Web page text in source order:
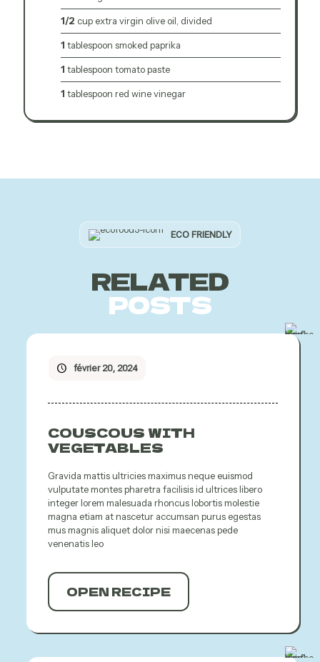
1/2 cup extra virgin olive oil, divided
1 tablespoon smoked paprika
1 tablespoon tomato paste
1 tablespoon red wine vinegar
ECO FRIENDLY
RELATED
POSTS
février 20, 2024
COUSCOUS WITH
VEGETABLES
Gravida mattis ultricies maximus neque euismod
vulputate montes pharetra facilisis id ultrices libero
integer lorem malesuada rhoncus lobortis molestie
magna etiam at nascetur accumsan purus egestas
mus magnis aliquet dolor nisi maecenas pede
venenatis leo
OPEN RECIPE